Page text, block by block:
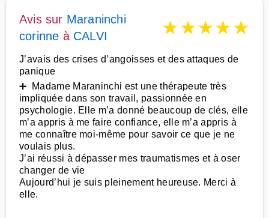
Avis sur Maraninchi
corinne à CALVI ★★★★★
J’avais des crises d’angoisses et des attaques de
panique
➕ Madame Maraninchi est une thérapeute très
impliquée dans son travail, passionnée en
psychologie. Elle m’a donné beaucoup de clés, elle
m’a appris à me faire confiance, elle m’a appris à
me connaître moi-même pour savoir ce que je ne
voulais plus.
J’ai réussi à dépasser mes traumatismes et à oser
changer de vie
Aujourd’hui je suis pleinement heureuse. Merci à
elle.